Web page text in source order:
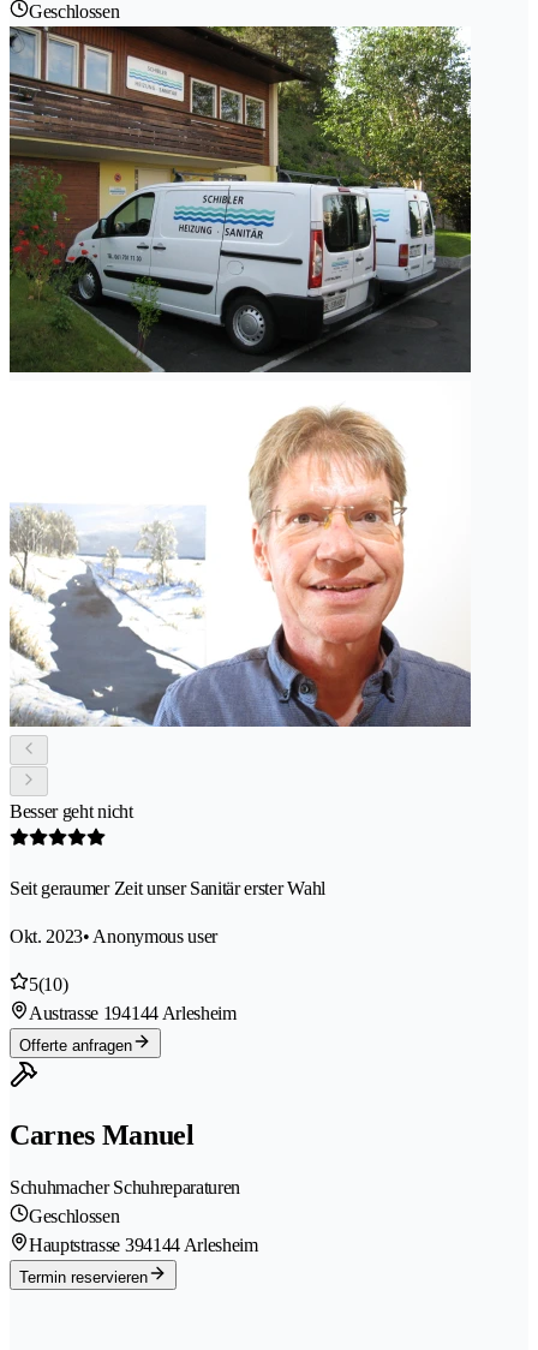
Geschlossen
Besser geht nicht
Seit geraumer Zeit unser Sanitär erster Wahl
Okt. 2023• Anonymous user
5(10)
Austrasse 194144 Arlesheim
Offerte anfragen
Carnes Manuel
Schuhmacher Schuhreparaturen
Geschlossen
Hauptstrasse 394144 Arlesheim
Termin reservieren